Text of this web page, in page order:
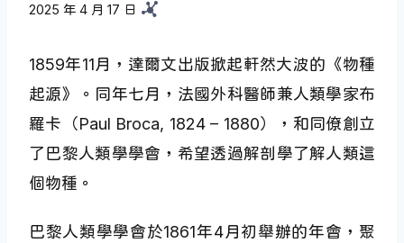
2025 年 4 月 17 日
1859年11月，達爾文出版掀起軒然大波的《物種
起源》。同年七月，法國外科醫師兼人類學家布
羅卡（Paul Broca, 1824 – 1880），和同僚創立
了巴黎人類學學會，希望透過解剖學了解人類這
個物種。
巴黎人類學學會於1861年4月初舉辦的年會，聚